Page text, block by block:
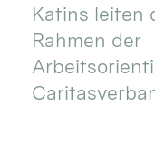
Katins leiten
Rahmen der